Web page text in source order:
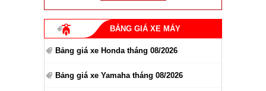
BẢNG GIÁ XE MÁY
Bảng giá xe Honda tháng 08/2026
Bảng giá xe Yamaha tháng 08/2026